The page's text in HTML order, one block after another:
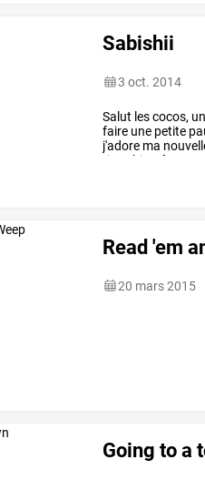
Sabishii
3 oct. 2014
Salut lescocos,
faire une petite
j'adore ma
tiens
bientôt
Read 'em
20 mars 2015
Going to a